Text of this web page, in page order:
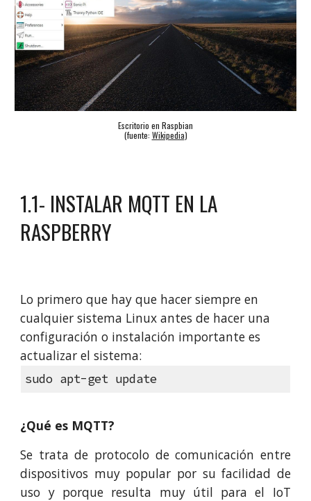
Escritorio en Raspbian
(fuente: Wikipedia)
1.1- INSTALAR MQTT EN LA
RASPBERRY
Lo primero que hay que hacer siempre en
cualquier sistema Linux antes de hacer una
configuración o instalación importante es
actualizar el sistema:
sudo apt-get update
¿Qué es MQTT?
Se trata de protocolo de comunicación entre
dispositivos muy popular por su facilidad de
uso y porque resulta muy útil para el IoT